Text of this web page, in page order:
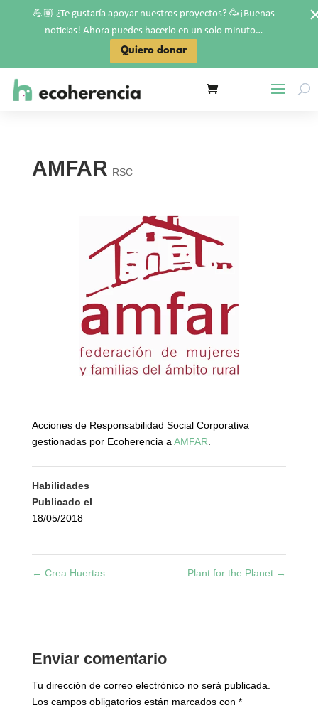
AMFAR RSC
Acciones de Responsabilidad Social Corporativa
gestionadas por Ecoherencia a AMFAR
Habilidades
Publicado el
18/05/2018
← Crea Huertas Plant for the Planet →
Enviar comentario
Tu dirección de correo electrónico no será publicada.
Los campos obligatorios están marcados con *
💪🏽 ¿Te gustaría apoyar nuestros proyectos? 🥳¡Buenas
noticias! Ahora puedes hacerlo en un solo minuto…
Quiero donar